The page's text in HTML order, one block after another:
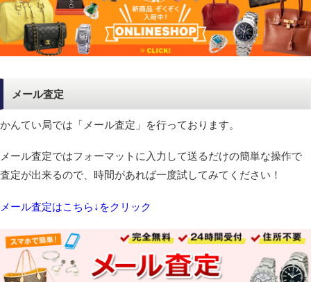
メール査定
かんてい局では「メール査定」を行っております。
メール査定ではフォーマットに入力して送るだけの簡単な操作で
査定が出来るので、時間があれば一度試してみてください！
メール査定はこちら↓をクリック